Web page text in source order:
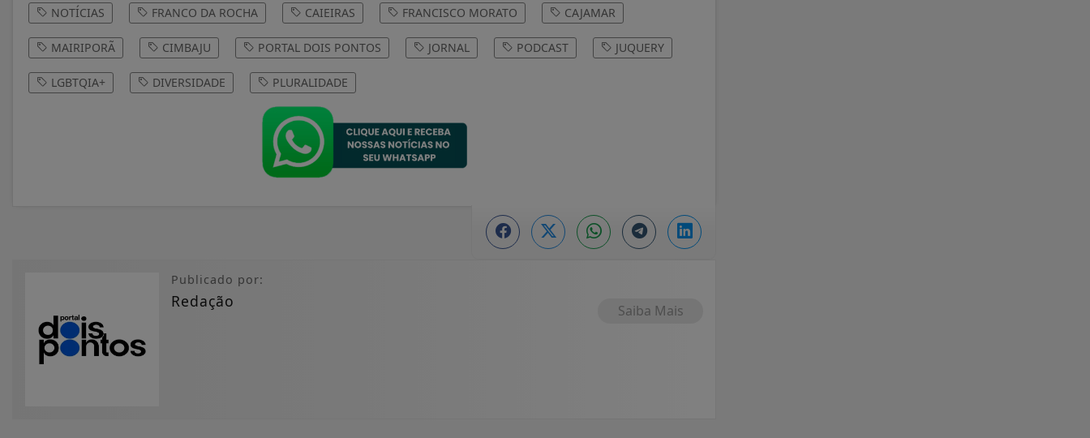
NOTÍCIAS FRANCO DA ROCHA CAIEIRAS FRANCISCO MORATO CAJAMAR
MAIRIPORÃ CIMBAJU PORTAL DOIS PONTOS JORNAL PODCAST JUQUERY
LGBTQIA+ DIVERSIDADE PLURALIDADE
Publicado por:
Redação Saiba Mais